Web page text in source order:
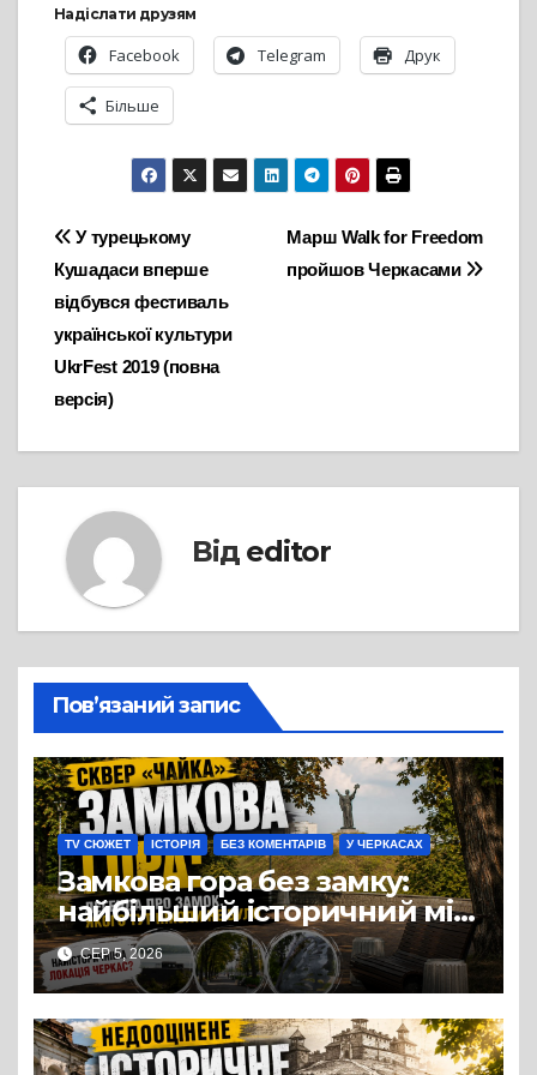
Надіслати друзям
Facebook Telegram Друк
Більше
Навігація
записів
Марш Walk for Freedom
пройшов Черкасами
У турецькому
Кушадаси вперше
відбувся фестиваль
української культури
UkrFest 2019 (повна
версія)
Від editor
Пов’язаний запис
TV СЮЖЕТ ІСТОРІЯ БЕЗ КОМЕНТАРІВ У ЧЕРКАСАХ
Замкова гора без замку:
найбільший історичний міф
Черкас
СЕР 5, 2026